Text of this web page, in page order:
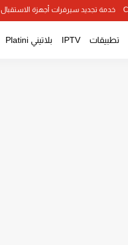
خدمة تجديد سيرفرات أجهزة الاستقبال
تطبيقات IPTV بلاتيني Platini